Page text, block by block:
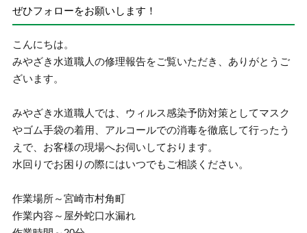
ぜひフォローをお願いします！
こんにちは。
みやざき水道職人の修理報告をご覧いただき、ありがとうご
ざいます。
みやざき水道職人では、ウィルス感染予防対策としてマスク
やゴム手袋の着用、アルコールでの消毒を徹底して行ったう
えで、お客様の現場へお伺いしております。
水回りでお困りの際にはいつでもご相談ください。
作業場所～宮崎市村角町
作業内容～屋外蛇口水漏れ